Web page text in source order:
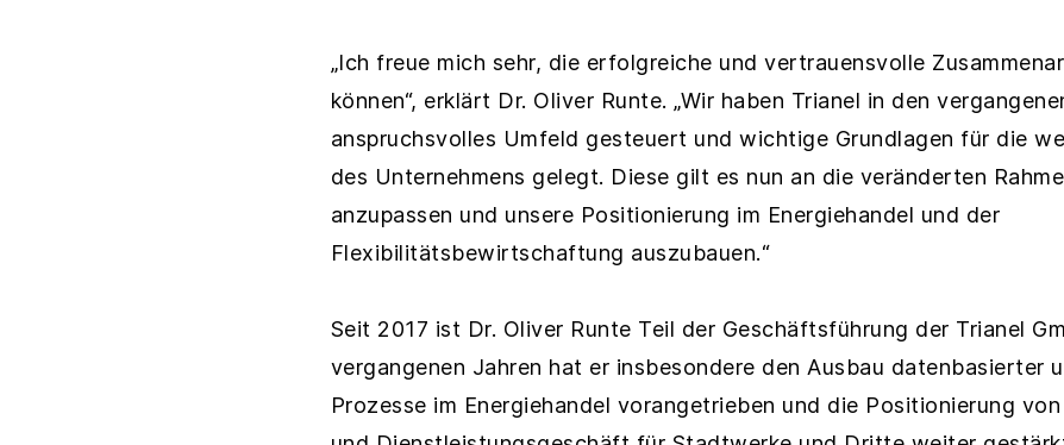
„Ich freue mich sehr, die erfolgreiche und vertrauensvolle
können“, erklärt Dr. Oliver Runte. „Wir haben Trianel in den
anspruchsvolles Umfeld gesteuert und wichtige Grundlagen für die
des Unternehmens gelegt. Diese gilt es nun an die veränderten
anzupassen und unsere Positionierung im Energiehandel und der
Flexibilitätsbewirtschaftung auszubauen.“
Seit 2017 ist Dr. Oliver Runte Teil der Geschäftsführung der Trianel
vergangenen Jahren hat er insbesondere den Ausbau datenbasierter
Prozesse im Energiehandel vorangetrieben und die Positionierung